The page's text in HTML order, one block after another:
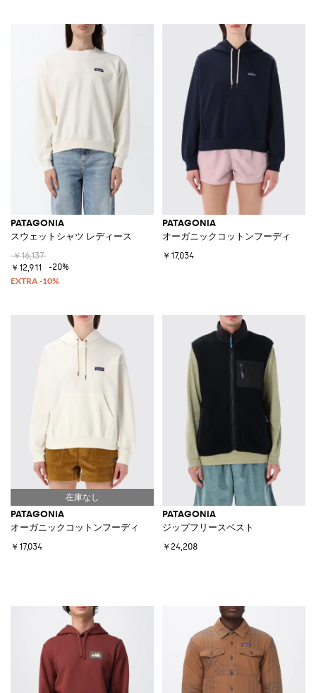
PATAGONIA
スウェットシャツ レディース
￥16,137
￥12,911
-20%
PATAGONIA
オーガニックコットンフーディ
￥17,034
PATAGONIA
オーガニックコットンフーディ
￥17,034
PATAGONIA
ジップフリースベスト
￥24,208